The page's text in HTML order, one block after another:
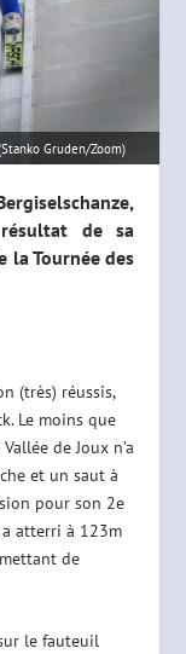
Gruden/Zoom)
de sa
la Tournée des
(très) réussis,
Le moins que
de Joux n’a
et un saut à
pour son 2e
atterri à 123m
de
le fauteuil